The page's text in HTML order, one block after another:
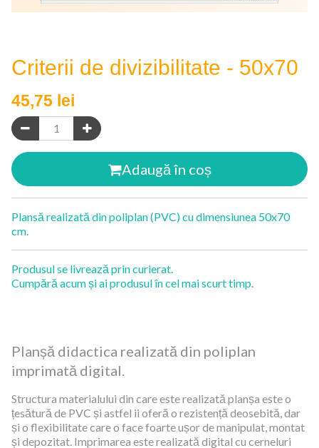
Criterii de divizibilitate - 50x70
45,75 lei
Adaugă în coș
Plansă realizată din poliplan (PVC) cu dimensiunea 50x70
cm.
Produsul se livrează prin curierat.
Cumpără acum și ai produsul în cel mai scurt timp.
Planșă didactica realizată din poliplan
imprimată digital.
Structura materialului din care este realizată planșa este o
țesătură de PVC și astfel ii oferă o rezistență deosebită, dar
și o flexibilitate care o face foarte ușor de manipulat, montat
și depozitat. Imprimarea este realizată digital cu cerneluri